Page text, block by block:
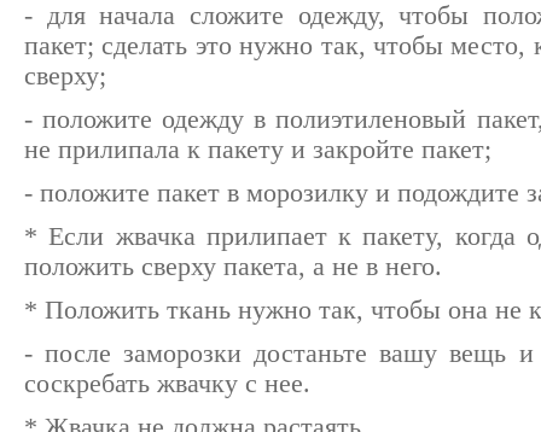
- для начала сложите одежду, чтобы
пакет; сделать это нужно так, чтобы
сверху;
- положите одежду в полиэтиленовый
не прилипала к пакету и закройте пакет;
- положите пакет в морозилку и подождите
* Если жвачка прилипает к пакету, когда
положить сверху пакета, а не в него.
* Положить ткань нужно так, чтобы она не
- после заморозки достаньте вашу вещь
соскребать жвачку с нее.